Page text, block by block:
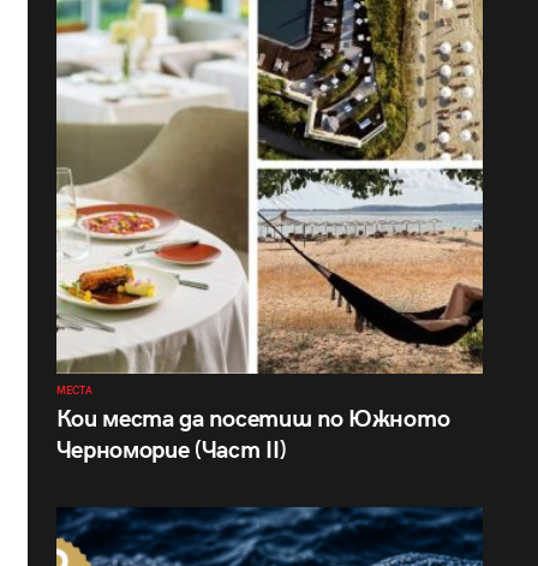
МЕСТА
Кои места да посетиш по Южното
Черноморие (Част II)